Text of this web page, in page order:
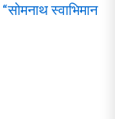
स्वाभिमान